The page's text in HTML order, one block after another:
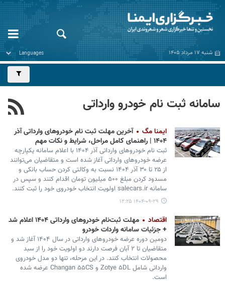
شنبه ۱۷ مرداد ۱۴۰۵
سامانه ثبت نام خودرو وارداتی
ایمنا مگ
آخرین مهلت ثبت نام خودروهای وارداتی آذر
۱۴۰۴ | راهنمای کامل مراحل، شرایط و نکات مهم
ثبت نام خودروهای وارداتی آذر ۱۴۰۴ با اعلام سامانه یکپارچه
عرضه خودروهای وارداتی آغاز شده است و متقاضیان می‌توانند
از ۲۵ تا ۳۰ آذر ۱۴۰۴ نسبت به وکالتی کردن حساب بانکی و
مسدود کردن مبلغ ۵۰۰ میلیون تومان اقدام کنند و سپس در
سامانه salecars.ir اولویت انتخاب خودروی خود را ثبت کنند.
۱۴۰۴-۰۹-۲۹ ۱۲:۲۵
اقتصاد
مهلت ثبت‌نام خودروهای وارداتی ۱۴۰۴ اعلام شد
+ جزئیات سامانه واردات خودرو
دومین دوره عرضه خودروهای وارداتی در سال ۱۴۰۴ آغاز شد و
متقاضیان تا ۲ آبان فرصت دارند دو اولویت خود را از سبد
محصولات انتخاب کنند. در این مرحله، تنها دو مدل خودروی
وارداتی شامل Zotye ۵DL و Changan ۵۵CS عرضه شده
است.